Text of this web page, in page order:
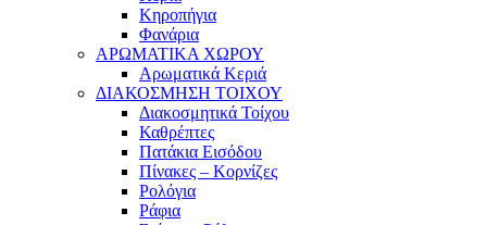
Κηροπήγια
Φανάρια
ΑΡΩΜΑΤΙΚΑ ΧΩΡΟΥ
Αρωματικά Κεριά
ΔΙΑΚΟΣΜΗΣΗ ΤΟΙΧΟΥ
Διακοσμητικά Τοίχου
Καθρέπτες
Πατάκια Εισόδου
Πίνακες – Κορνίζες
Ρολόγια
Ράφια